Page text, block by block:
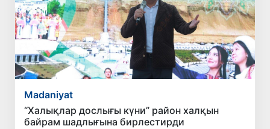
Madaniyat
“Халықлар дослығы күни” район халқын
байрам шадлығына бирлестирди